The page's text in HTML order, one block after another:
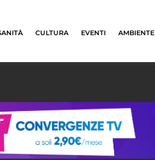
CULTURA EVENTI AMBIENTE